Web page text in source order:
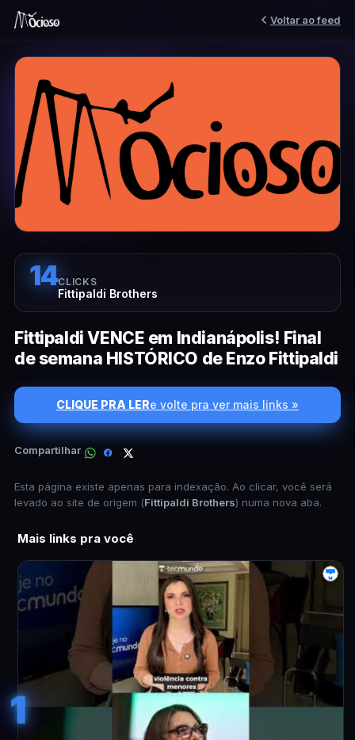
Voltar ao feed
14CLICKS
Fittipaldi Brothers
Fittipaldi VENCE em Indianápolis! Final
de semana HISTÓRICO de Enzo Fittipaldi
CLIQUE PRA LERe volte pra ver mais links »
Compartilhar
Esta página existe apenas para indexação. Ao clicar, você será
levado ao site de origem (Fittipaldi Brothers) numa nova aba.
Mais links pra você
1